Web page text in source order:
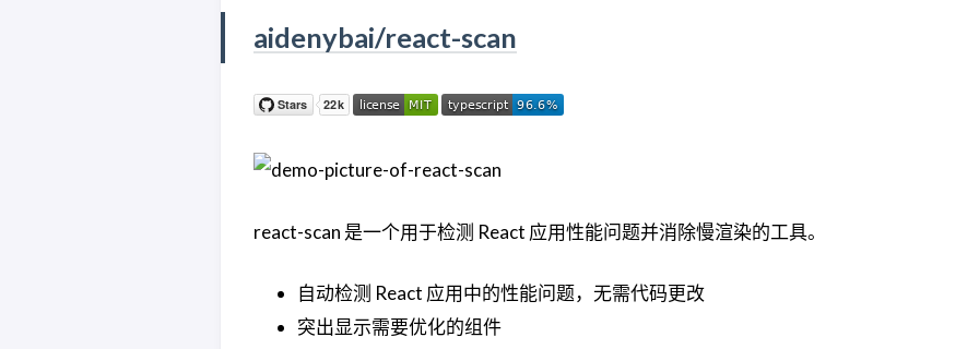
aidenybai/react-scan
react-scan 是一个用于检测 React 应用性能问题并消除慢渲染的工具。
自动检测 React 应用中的性能问题，无需代码更改
突出显示需要优化的组件